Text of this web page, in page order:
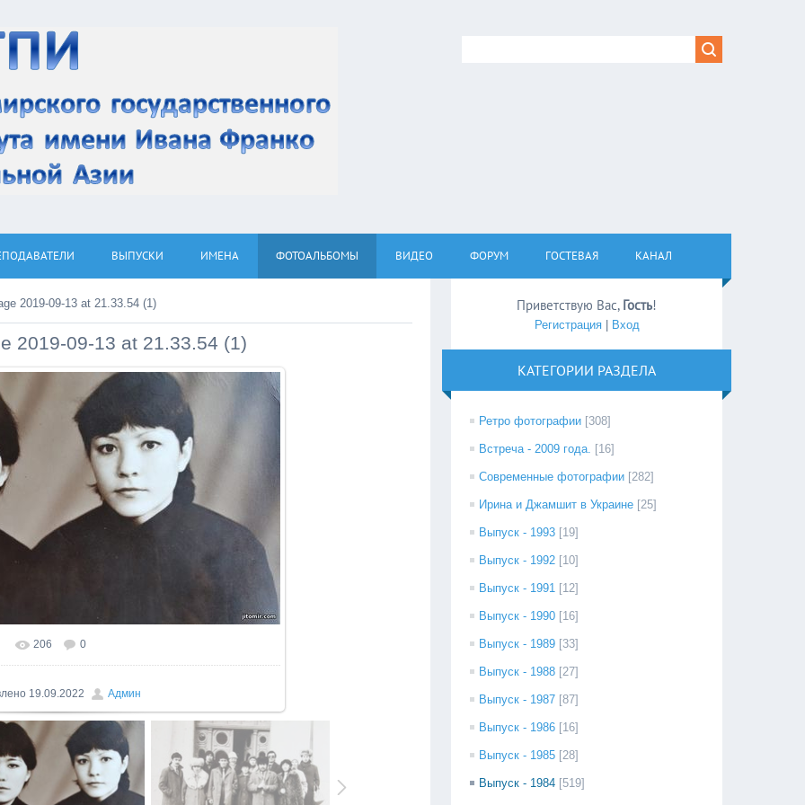
ВЫПУСКИ ИМЕНА ФОТОАЛЬБОМЫ ВИДЕО ФОРУМ ГОСТЕВАЯ КАНАЛ
2019-09-13 at 21.33.54 (1)
2019-09-13 at 21.33.54 (1)
206 0
19.09.2022 Админ
Приветствую Вас, Гость!
Регистрация| Вход
КАТЕГОРИИ РАЗДЕЛА
Ретро фотографии [308]
Встреча - 2009 года. [16]
Современные фотографии [282]
Ирина и Джамшит в Украине [25]
Выпуск - 1993 [19]
Выпуск - 1992 [10]
Выпуск - 1991 [12]
Выпуск - 1990 [16]
Выпуск - 1989 [33]
Выпуск - 1988 [27]
Выпуск - 1987 [87]
Выпуск - 1986 [16]
Выпуск - 1985 [28]
Выпуск - 1984 [519]